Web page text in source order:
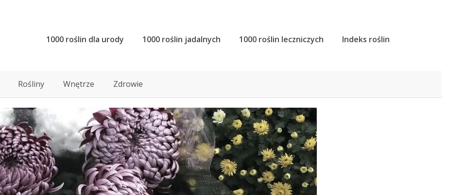
1000 roślin dla urody 1000 roślin jadalnych 1000 roślin leczniczych Indeks roślin
Rośliny Wnętrze Zdrowie